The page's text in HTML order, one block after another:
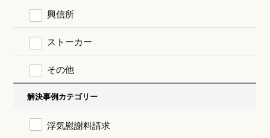
興信所
ストーカー
その他
解決事例カテゴリー
浮気慰謝料請求